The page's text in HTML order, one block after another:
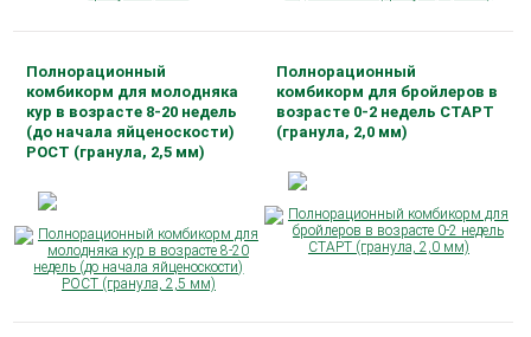
Полнорационный
комбикорм для молодняка
кур в возрасте 8-20 недель
(до начала яйценоскости)
РОСТ (гранула, 2,5 мм)
Полнорационный
комбикорм для бройлеров в
возрасте 0-2 недель СТАРТ
(гранула, 2,0 мм)